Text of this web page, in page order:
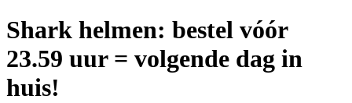
Shark helmen: bestel vóór
23.59 uur = volgende dag in
huis!